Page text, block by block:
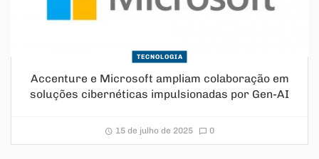
TECNOLOGIA
Accenture e Microsoft ampliam colaboração em
soluções cibernéticas impulsionadas por Gen-AI
15 de julho de 2025 0